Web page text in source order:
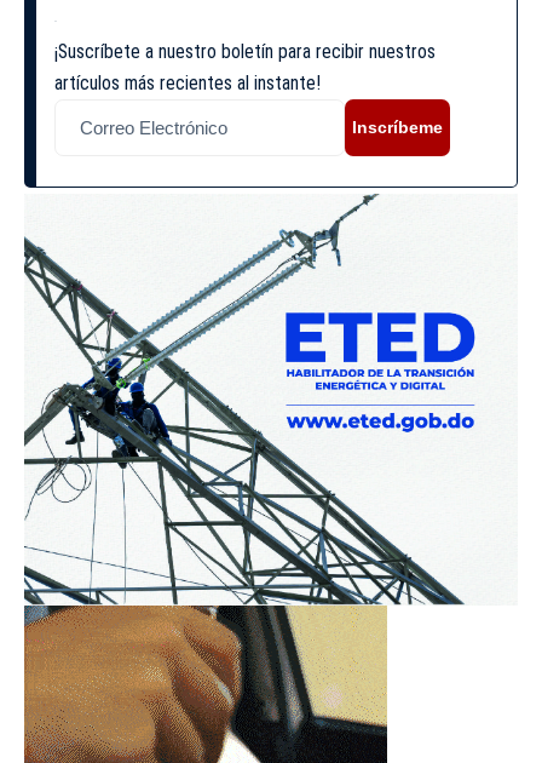
¡Suscríbete a nuestro boletín para recibir nuestros
artículos más recientes al instante!
Inscríbeme